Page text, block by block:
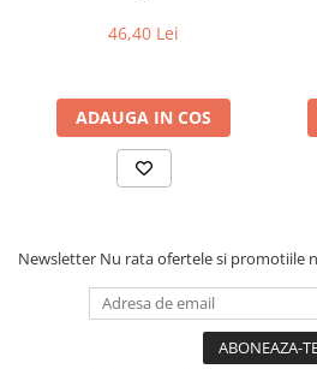
46,40 Lei
ADAUGA IN COS
Newsletter Nu rata ofertele si promotiile